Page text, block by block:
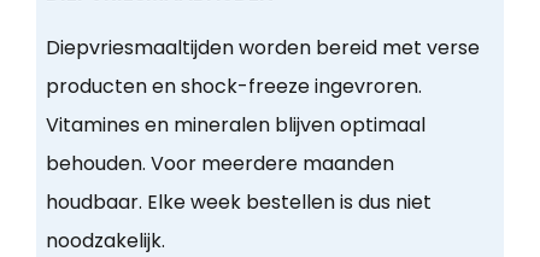
Diepvriesmaaltijden worden bereid met verse
producten en shock-freeze ingevroren.
Vitamines en mineralen blijven optimaal
behouden. Voor meerdere maanden
houdbaar. Elke week bestellen is dus niet
noodzakelijk.